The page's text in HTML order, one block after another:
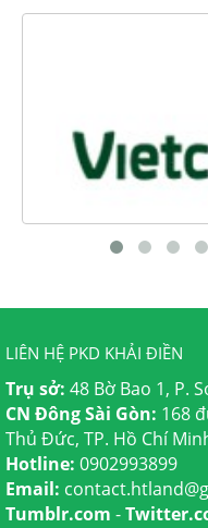
LIÊN HỆ PKD KHẢI ĐIỀN
Trụ sở: 48 Bờ Bao 1, P.
CN Đông Sài Gòn: 168
Thủ Đức, TP. Hồ Chí
Hotline: 0902993899
Email:
Tumblr.com -